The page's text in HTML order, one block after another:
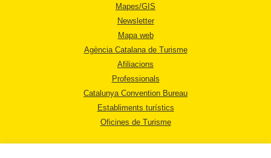
Mapes/GIS
Newsletter
Mapa web
Agència Catalana de Turisme
Afiliacions
Professionals
Catalunya Convention Bureau
Establiments turístics
Oficines de Turisme